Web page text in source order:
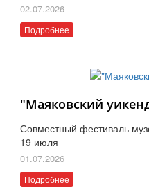
02.07.2026
Подробнее
"Маяковский
Совместный фестиваль
19 июля
01.07.2026
Подробнее